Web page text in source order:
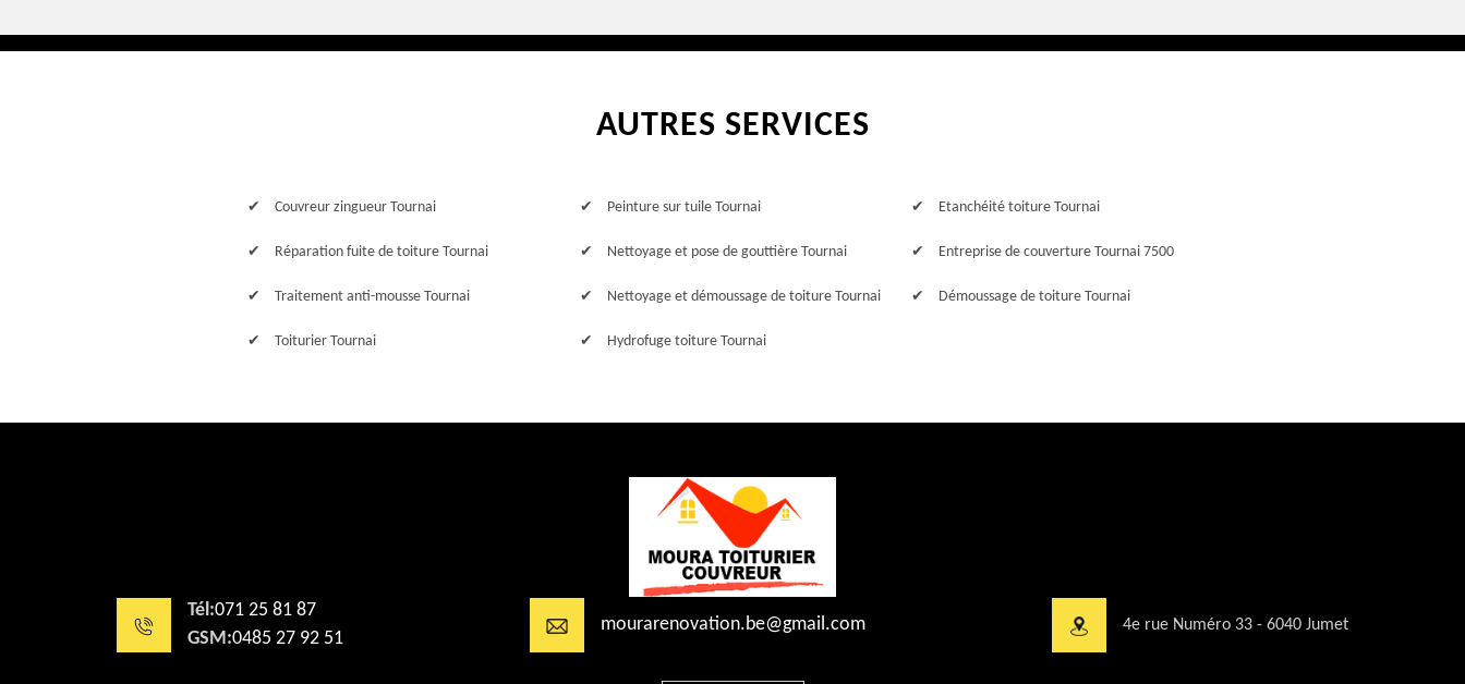
AUTRES SERVICES
Couvreur zingueur Tournai
Réparation fuite de toiture Tournai
Traitement anti-mousse Tournai
Toiturier Tournai
Peinture sur tuile Tournai
Nettoyage et pose de gouttière Tournai
Nettoyage et démoussage de toiture Tournai
Hydrofuge toiture Tournai
Etanchéité toiture Tournai
Entreprise de couverture Tournai 7500
Démoussage de toiture Tournai
Tél:071 25 81 87
GSM:0485 27 92 51
mourarenovation.be@gmail.com 4e rue Numéro 33 - 6040 Jumet